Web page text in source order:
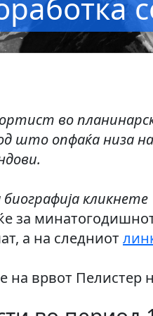
во
што опфаќа низа
кликнете
за
а на следниот
на врвот Пелистер